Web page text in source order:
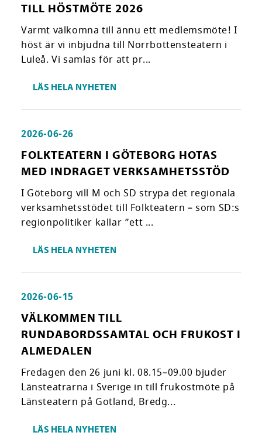
TILL HÖSTMÖTE 2026
Varmt välkomna till ännu ett medlemsmöte! I
höst är vi inbjudna till Norrbottensteatern i
Luleå. Vi samlas för att pr...
LÄS HELA NYHETEN
2026-06-26
FOLKTEATERN I GÖTEBORG HOTAS
MED INDRAGET VERKSAMHETSSTÖD
I Göteborg vill M och SD strypa det regionala
verksamhetsstödet till Folkteatern – som SD:s
regionpolitiker kallar ”ett ...
LÄS HELA NYHETEN
2026-06-15
VÄLKOMMEN TILL
RUNDABORDSSAMTAL OCH FRUKOST I
ALMEDALEN
Fredagen den 26 juni kl. 08.15–09.00 bjuder
Länsteatrarna i Sverige in till frukostmöte på
Länsteatern på Gotland, Bredg...
LÄS HELA NYHETEN